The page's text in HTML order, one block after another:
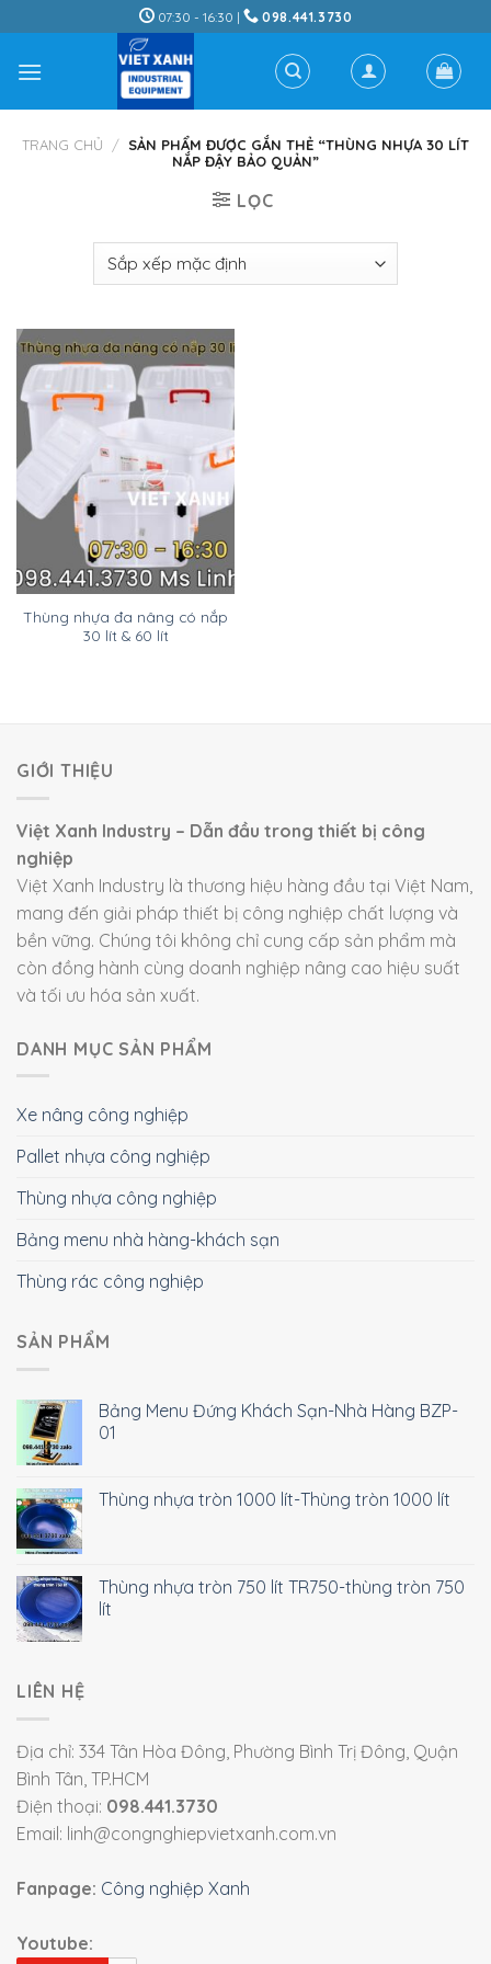
to
content
07:30 - 16:30 | 098.441.3730
TRANG CHỦ / SẢN PHẨM ĐƯỢC GẮN THẺ “THÙNG NHỰA 30 LÍT
NẮP ĐẬY BẢO QUẢN”
LỌC
Thùng nhựa đa nâng có nắp
30 lít & 60 lít
GIỚI THIỆU
Việt Xanh Industry – Dẫn đầu trong thiết bị công
nghiệp
Việt Xanh Industry là thương hiệu hàng đầu tại Việt Nam,
mang đến giải pháp thiết bị công nghiệp chất lượng và
bền vững. Chúng tôi không chỉ cung cấp sản phẩm mà
còn đồng hành cùng doanh nghiệp nâng cao hiệu suất
và tối ưu hóa sản xuất.
DANH MỤC SẢN PHẨM
Xe nâng công nghiệp
Pallet nhựa công nghiệp
Thùng nhựa công nghiệp
Bảng menu nhà hàng-khách sạn
Thùng rác công nghiệp
SẢN PHẨM
Bảng Menu Đứng Khách Sạn-Nhà Hàng BZP-
01
Thùng nhựa tròn 1000 lít-Thùng tròn 1000 lít
Thùng nhựa tròn 750 lít TR750-thùng tròn 750
lít
LIÊN HỆ
Địa chỉ: 334 Tân Hòa Đông, Phường Bình Trị Đông, Quận
Bình Tân, TP.HCM
Điện thoại: 098.441.3730
Email: linh@congnghiepvietxanh.com.vn
Fanpage: Công nghiệp Xanh
Youtube: